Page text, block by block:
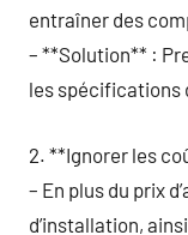
entraîner des
– **Solution** :
les spécifications
2. **Ignorer les
– En plus du prix
d’installation,